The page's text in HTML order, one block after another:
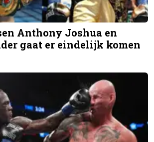
Anthony Joshua en
gaat er eindelijk komen